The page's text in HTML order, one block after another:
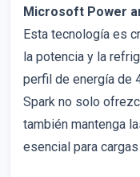
Microsoft Power
Esta tecnología es
la potencia y la
perfil de energía de
Spark no solo
también mantenga
esencial para